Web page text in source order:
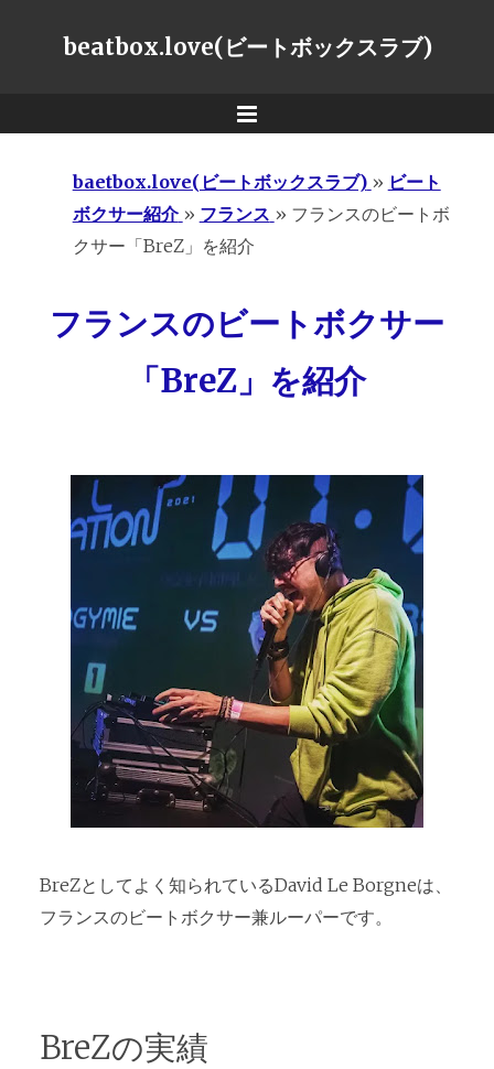
beatbox.love(ビートボックスラブ)
Menu
baetbox.love(ビートボックスラブ) » ビート
ボクサー紹介 » フランス » フランスのビートボ
クサー「BreZ」を紹介
フランスのビートボクサー
「BreZ」を紹介
BreZとしてよく知られているDavid Le Borgneは、
フランスのビートボクサー兼ルーパーです。
BreZの実績